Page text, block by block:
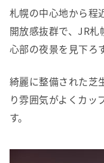
札幌の中心地から程
開放感抜群で、JR
心部の夜景を見下ろ
綺麗に整備された芝
り雰囲気がよくカッ
す。